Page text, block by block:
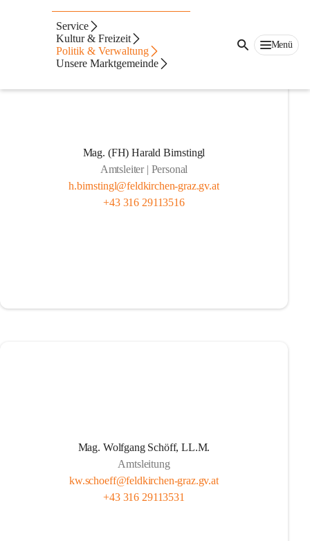
Service
Kultur & Freizeit
Politik & Verwaltung
Unsere Marktgemeinde
Menü
Mitarbeiter
Mag. (FH) Harald Birnstingl
Amtsleiter | Personal
h.birnstingl@feldkirchen-graz.gv.at
+43 316 29113516
Mag. Wolfgang Schöff, LL.M.
Amtsleitung
kw.schoeff@feldkirchen-graz.gv.at
+43 316 29113531